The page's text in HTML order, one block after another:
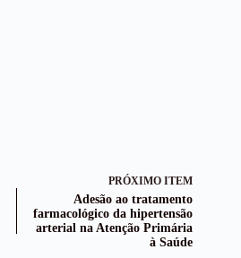
PRÓXIMO ITEM
Adesão ao tratamento
farmacológico da hipertensão
arterial na Atenção Primária
à Saúde